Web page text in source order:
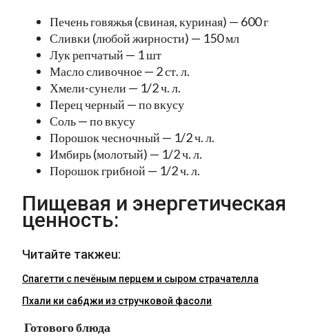
Печень говяжья (свиная, куриная) — 600 г
Сливки (любой жирности) — 150 мл
Лук репчатый — 1 шт
Масло сливочное — 2 ст. л.
Хмели-сунели — 1/2 ч. л.
Перец черный — по вкусу
Соль — по вкусу
Порошок чесночный — 1/2 ч. л.
Имбирь (молотый) — 1/2 ч. л.
Порошок грибной — 1/2 ч. л.
Пищевая и энергетическая
ценность:
Читайте такжеu:
Спагетти с печёным перцем и сыром страчателла
Пхали ки сабджи из стручковой фасоли
Готового блюда